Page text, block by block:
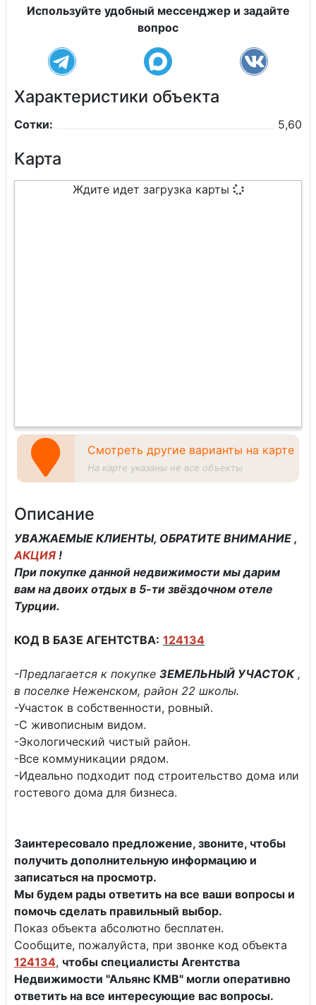
Используйте удобный мессенджер и задайте
вопрос
Характеристики объекта
Сотки: 5,60
Карта
Ждите идет загрузка карты
Смотреть другие варианты на карте
На карте указаны не все объекты
Описание
УВАЖАЕМЫЕ КЛИЕНТЫ, ОБРАТИТЕ ВНИМАНИЕ ,
АКЦИЯ !
При покупке данной недвижимости мы дарим
вам на двоих отдых в 5-ти звёздочном отеле
Турции.
КОД В БАЗЕ АГЕНТСТВА: 124134
-Предлагается к покупке ЗЕМЕЛЬНЫЙ УЧАСТОК,
в поселке Неженском, район 22 школы.
-Участок в собственности, ровный.
-С живописным видом.
-Экологический чистый район.
-Все коммуникации рядом.
-Идеально подходит под строительство дома или
гостевого дома для бизнеса.
Заинтересовало предложение, звоните, чтобы
получить дополнительную информацию и
записаться на просмотр.
Мы будем рады ответить на все ваши вопросы и
помочь сделать правильный выбор.
Показ объекта абсолютно бесплатен.
Сообщите, пожалуйста, при звонке код объекта
124134, чтобы специалисты Агентства
Недвижимости "Альянс КМВ" могли оперативно
ответить на все интересующие вас вопросы.